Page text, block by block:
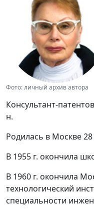
Фото: личный архив автора
Консультант-
н.
Родилась в Москве 28
В 1955 г. окончила
В 1960 г. окончила
технологический
специальности